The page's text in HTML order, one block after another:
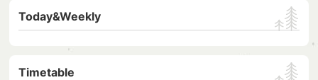
Today&Weekly
Timetable